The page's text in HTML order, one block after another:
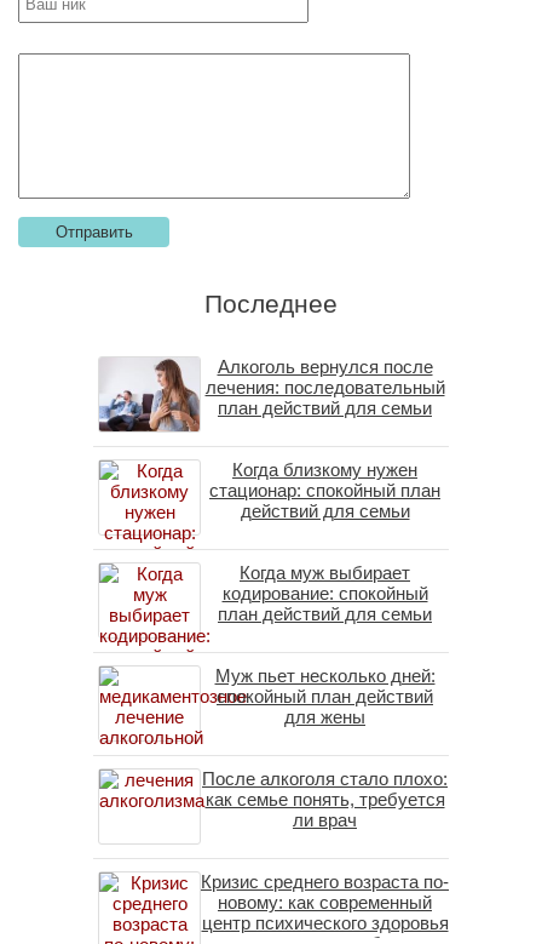
Последнее
Алкоголь вернулся после
лечения: последовательный
план действий для семьи
Когда близкому нужен
стационар: спокойный план
действий для семьи
Когда муж выбирает
кодирование: спокойный
план действий для семьи
Муж пьет несколько дней:
спокойный план действий
для жены
После алкоголя стало плохо:
как семье понять, требуется
ли врач
Кризис среднего возраста по-
новому: как современный
центр психического здоровья